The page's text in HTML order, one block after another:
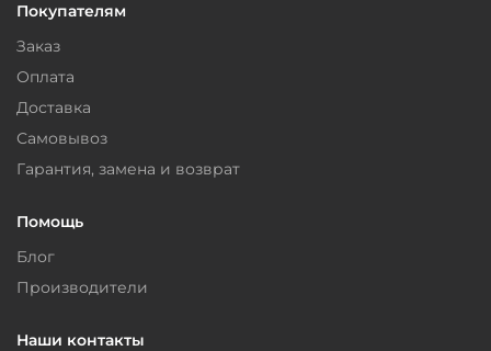
Покупателям
Заказ
Оплата
Доставка
Самовывоз
Гарантия, замена и возврат
Помощь
Блог
Производители
Наши контакты